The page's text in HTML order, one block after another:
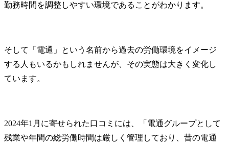
勤務時間を調整しやすい環境であることがわかります。
そして「電通」という名前から過去の労働環境をイメージ
する人もいるかもしれませんが、その実態は大きく変化し
ています。
2024年1月に寄せられた口コミには、「電通グループとして
残業や年間の総労働時間は厳しく管理しており、昔の電通